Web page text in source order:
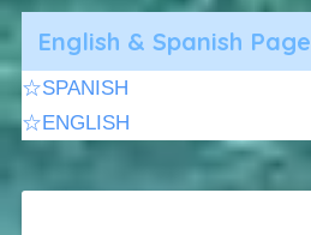
English & Spanish Page
☆SPANISH
☆ENGLISH